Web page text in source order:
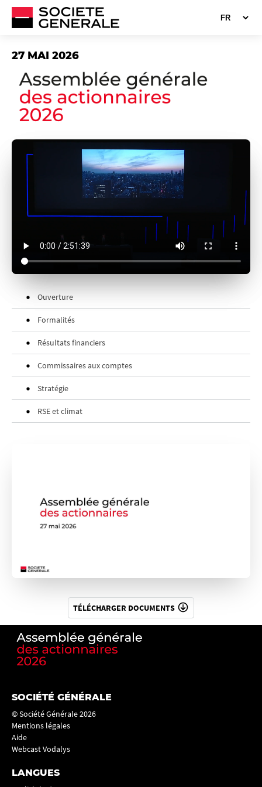
27 MAI 2026
Ouverture
Formalités
Résultats ​financiers
Commissaires aux comptes
Stratégie
RSE et climat
Débat
Présentation et vote des résolutions
TÉLÉCHARGER DOCUMENTS
SOCIÉTÉ GÉNÉRALE
© Société Générale 2026
Mentions légales
Aide
Webcast Vodalys
LANGUES